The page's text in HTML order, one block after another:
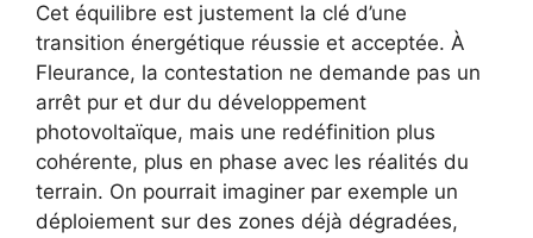
Cet équilibre est justement la clé d’une
transition énergétique réussie et acceptée. À
Fleurance, la contestation ne demande pas un
arrêt pur et dur du développement
photovoltaïque, mais une redéfinition plus
cohérente, plus en phase avec les réalités du
terrain. On pourrait imaginer par exemple un
déploiement sur des zones déjà dégradées,